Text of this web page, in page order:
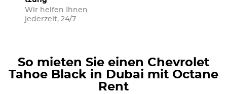
Wir helfen Ihnen
jederzeit, 24/7
So mieten Sie einen Chevrolet
Tahoe Black in Dubai mit Octane
Rent